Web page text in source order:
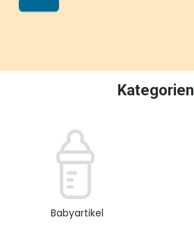
Kategorien
Babyartikel